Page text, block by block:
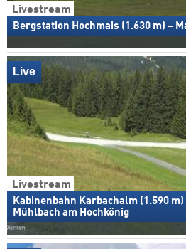
Livestream
Bergstation Hochmais (1.630 m) –
Livestream
Kabinenbahn Karbachalm (1.590 m)
Mühlbach am Hochkönig
Live